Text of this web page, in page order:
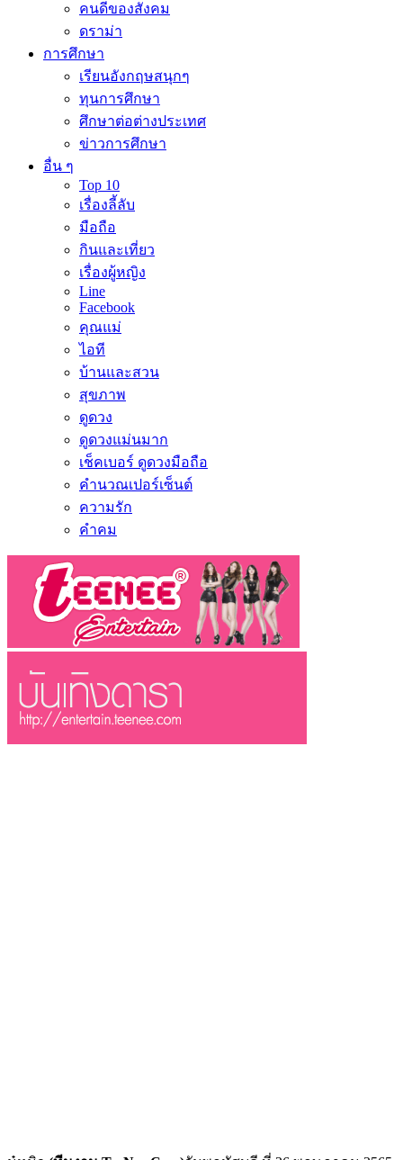
คนดีของสังคม
ดราม่า
การศึกษา
เรียนอังกฤษสนุกๆ
ทุนการศึกษา
ศึกษาต่อต่างประเทศ
ข่าวการศึกษา
อื่น ๆ
Top 10
เรื่องลี้ลับ
มือถือ
กินและเที่ยว
เรื่องผู้หญิง
Line
Facebook
คุณแม่
ไอที
บ้านและสวน
สุขภาพ
ดูดวง
ดูดวงแม่นมาก
เช็คเบอร์ ดูดวงมือถือ
คำนวณเปอร์เซ็นต์
ความรัก
คำคม